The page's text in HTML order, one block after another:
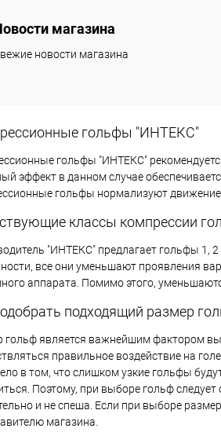
магазина
новости магазина
гольфы "ИНТЕКС"
гольфы "ИНТЕКС"
эффект в данном случае
гольфы нормализуют
классы компрессии
"ИНТЕКС" предлагает гольфы 1,
все они уменьшают проявления
аппарата. Помимо этого,
подходящий размер
гольф является важнейшим фактором
правильное воздействие на
в том, что слишком узкие гольфы
Поэтому, при выборе гольф
и не спеша. Если при выборе
магазина.